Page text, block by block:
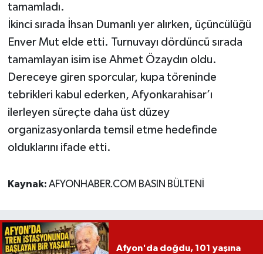
tamamladı.
İkinci sırada İhsan Dumanlı yer alırken, üçüncülüğü
Enver Mut elde etti. Turnuvayı dördüncü sırada
tamamlayan isim ise Ahmet Özaydın oldu.
Dereceye giren sporcular, kupa töreninde
tebrikleri kabul ederken, Afyonkarahisar’ı
ilerleyen süreçte daha üst düzey
organizasyonlarda temsil etme hedefinde
olduklarını ifade etti.
Kaynak: AFYONHABER.COM BASIN BÜLTENİ
Afyon'da doğdu, 101 yaşına